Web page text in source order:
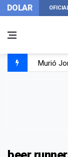
DOLAR
Murió